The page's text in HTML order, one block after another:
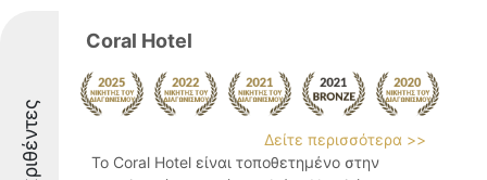
Coral Hotel
Δείτε περισσότερα >>
Το Coral Hotel είναι τοποθετημένο στην